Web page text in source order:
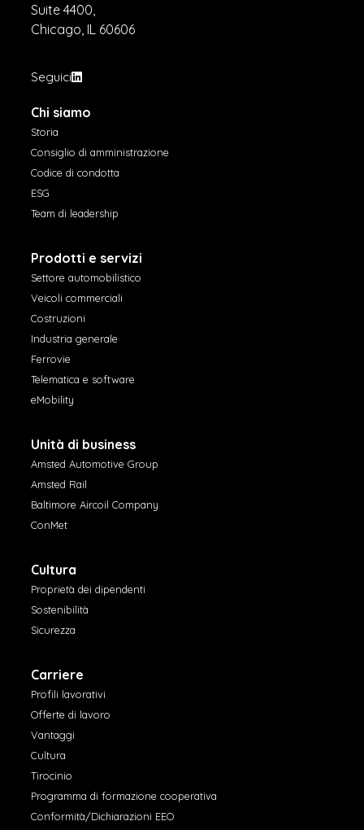
Suite 4400,
Chicago, IL 60606
Seguici
Chi siamo
Storia
Consiglio di amministrazione
Codice di condotta
ESG
Team di leadership
Prodotti e servizi
Settore automobilistico
Veicoli commerciali
Costruzioni
Industria generale
Ferrovie
Telematica e software
eMobility
Unità di business
Amsted Automotive Group
Amsted Rail
Baltimore Aircoil Company
ConMet
Cultura
Proprietà dei dipendenti
Sostenibilità
Sicurezza
Carriere
Profili lavorativi
Offerte di lavoro
Vantaggi
Cultura
Tirocinio
Programma di formazione cooperativa
Conformità/Dichiarazioni EEO